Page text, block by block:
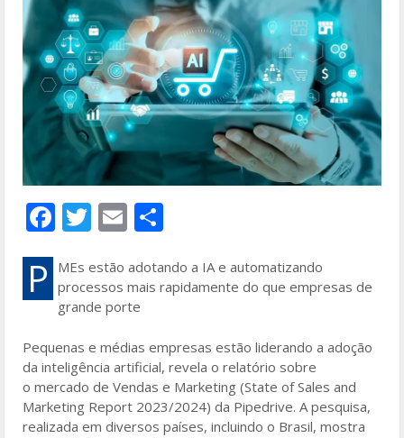
F
ac
e
b
o
o
k
T
w
itt
er
E
m
ai
l
ar
e
P
MEs estão adotando a IA e automatizando
processos mais rapidamente do que empresas de
grande porte
Pequenas e médias empresas estão liderando a adoção
da inteligência artificial, revela o relatório sobre
o mercado de Vendas e Marketing (State of Sales and
Marketing Report 2023/2024) da Pipedrive. A pesquisa,
realizada em diversos países, incluindo o Brasil, mostra